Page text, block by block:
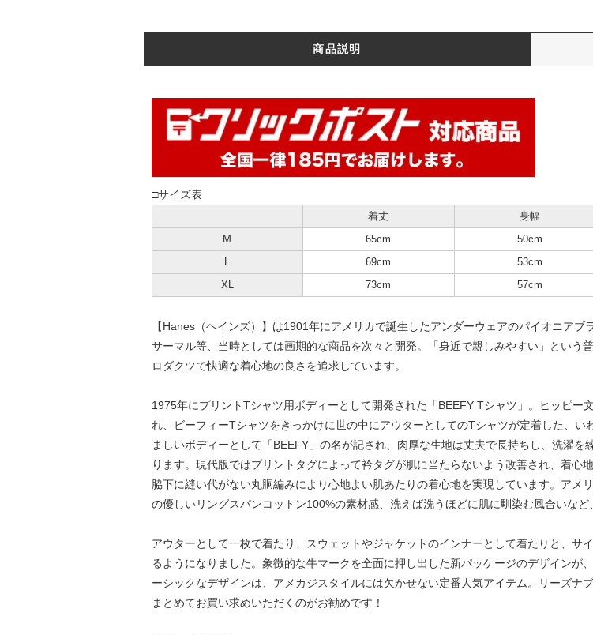
商品説明
□サイズ表
着丈 身幅
M 65cm 50cm
L 69cm 53cm
XL 73cm 57cm
【Hanes（ヘインズ）】は1901年にアメリカで誕生したアンダーウェアのパイオニア
サーマル等、当時としては画期的な商品を次々と開発。「身近で親しみやすい」という
ロダクツで快適な着心地の良さを追求しています。
1975年にプリントTシャツ用ボディーとして開発された「BEEFY Tシャツ」。ヒッピー
れ、ビーフィーTシャツをきっかけに世の中にアウターとしてのTシャツが定着した、
ましいボディーとして「BEEFY」の名が記され、肉厚な生地は丈夫で長持ちし、洗濯
ります。現代版ではプリントタグによって衿タグが肌に当たらないよう改善され、着心
脇下に縫い代がない丸胴編みにより心地よい肌あたりの着心地を実現しています。アメ
の優しいリングスパンコットン100%の素材感、洗えば洗うほどに肌に馴染む風合いな
アウターとして一枚で着たり、スウェットやジャケットのインナーとして着たりと、サ
るようになりました。象徴的な牛マークを全面に押し出した新パッケージのデザインが
ーシックなデザインは、アメカジスタイルには欠かせない定番人気アイテム。リーズナ
まとめてお買い求めいただくのがお勧めです！